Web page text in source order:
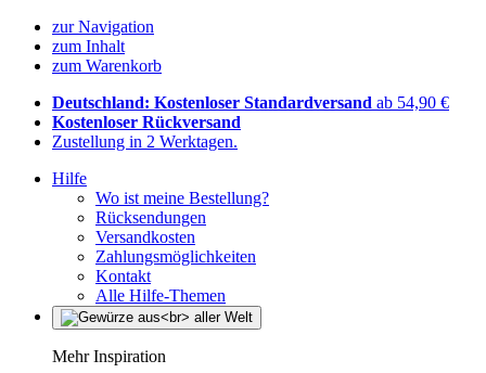
zur Navigation
zum Inhalt
zum Warenkorb
Deutschland: Kostenloser Standardversand ab 54,90 €
Kostenloser Rückversand
Zustellung in 2 Werktagen.
Hilfe
Wo ist meine Bestellung?
Rücksendungen
Versandkosten
Zahlungsmöglichkeiten
Kontakt
Alle Hilfe-Themen
Mehr Inspiration